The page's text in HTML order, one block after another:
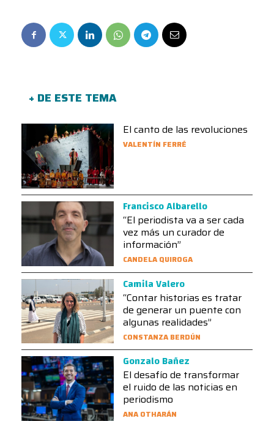
+ DE ESTE TEMA
El canto de las revoluciones
VALENTÍN FERRÉ
Francisco Albarello
“El periodista va a ser cada
vez más un curador de
información”
CANDELA QUIROGA
Camila Valero
“Contar historias es tratar
de generar un puente con
algunas realidades”
CONSTANZA BERDÚN
Gonzalo Bañez
El desafío de transformar
el ruido de las noticias en
periodismo
ANA OTHARÁN